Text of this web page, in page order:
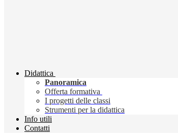
Didattica
Panoramica
Offerta formativa
I progetti delle classi
Strumenti per la didattica
Info utili
Contatti